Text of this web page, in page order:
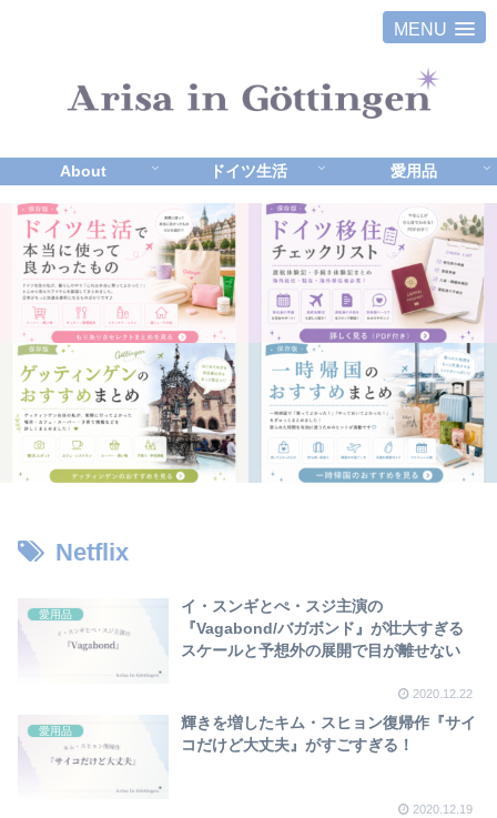
MENU
About ドイツ生活 愛用品
Netflix
愛用品
イ・スンギとぺ・スジ主演の
『Vagabond/バガボンド』が壮大すぎる
スケールと予想外の展開で目が離せない
2020.12.22
愛用品
輝きを増したキム・スヒョン復帰作『サイ
コだけど大丈夫』がすごすぎる！
2020.12.19